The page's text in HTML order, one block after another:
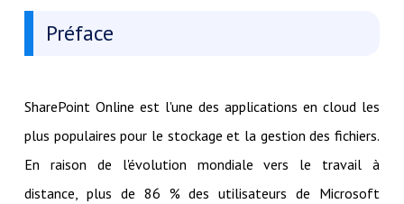
Préface
SharePoint Online est l'une des applications en cloud les
plus populaires pour le stockage et la gestion des fichiers.
En raison de l'évolution mondiale vers le travail à
distance, plus de 86 % des utilisateurs de Microsoft